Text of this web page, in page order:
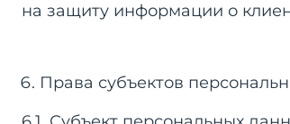
на защиту информации о
Права субъектов